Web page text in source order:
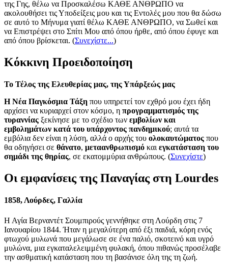
της Γης, θέλω να Προσκαλέσω ΚΑΘΕ ΑΝΘΡΩΠΟ να
ακολουθήσει τις Υποδείξεις μου και τις Εντολές μου που θα δώσω
σε αυτό το Μήνυμα γιατί θέλω ΚΑΘΕ ΑΝΘΡΩΠΟ, να Σωθεί και
να Επιστρέψει στο Σπίτι Μου από όπου ήρθε, από όπου έφυγε και
από όπου βρίσκεται. (Συνεχίστε...)
Κόκκινη Προειδοποίηση
Το Τέλος της Ελευθερίας μας, της Υπάρξεώς μας
Η Νέα Παγκόσμια Τάξη που υπηρετεί τον εχθρό μου έχει ήδη
αρχίσει να κυριαρχεί στον κόσμο, η προγραμματισμός της
τυραννίας ξεκίνησε με το σχέδιο των εμβολίων και
εμβολημάτων κατά του υπάρχοντος πανδημικού; αυτά τα
εμβόλια δεν είναι η λύση, αλλά ο αρχής του ολοκαυτώματος που
θα οδηγήσει σε θάνατο, μεταανθρωπισμό και εγκατάσταση του
σημάδι της θηρίας, σε εκατομμύρια ανθρώπους. (Συνεχίστε)
Οι εμφανίσεις της Παναγίας στη Lourdes
1858, Λούρδες, Γαλλία
Η Αγία Βερναντέτ Σουμπιρούς γεννήθηκε στη Λούρδη στις 7
Ιανουαρίου 1844. Ήταν η μεγαλύτερη από έξι παιδιά, κόρη ενός
φτωχού μυλωνά που μεγάλωσε σε ένα παλιό, σκοτεινό και υγρό
μυλώνα, μια εγκαταλελειμμένη φυλακή, όπου πιθανώς προσέλαβε
την ασθματική κατάσταση που τη βασάνισε όλη της τη ζωή.